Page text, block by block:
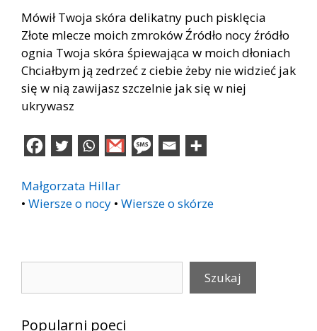
Mówił Twoja skóra delikatny puch pisklęcia
Złote mlecze moich zmroków Źródło nocy źródło
ognia Twoja skóra śpiewająca w moich dłoniach
Chciałbym ją zedrzeć z ciebie żeby nie widzieć jak
się w nią zawijasz szczelnie jak się w niej
ukrywasz
Małgorzata Hillar
• Wiersze o nocy • Wiersze o skórze
Szukaj
Popularni poeci